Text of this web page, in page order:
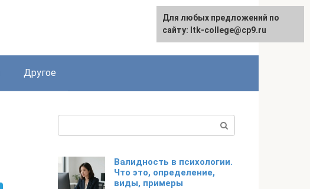
Другое
Валидность в психологии.
Что это, определение,
виды, примеры
Для любых предложений по
сайту: ltk-college@cp9.ru